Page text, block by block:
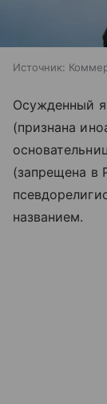
Источник:
Осужденный
(признана
(запрещена в
названием.